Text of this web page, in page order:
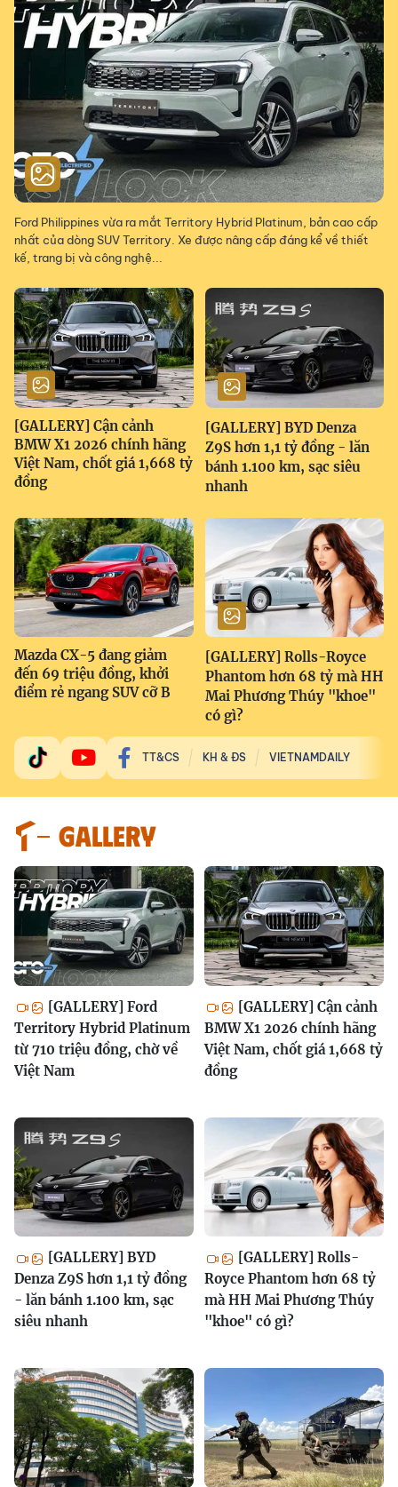
Ford Philippines vừa ra mắt Territory Hybrid Platinum, bản cao cấp
nhất của dòng SUV Territory. Xe được nâng cấp đáng kể về thiết
kế, trang bị và công nghệ...
[GALLERY] Cận cảnh
BMW X1 2026 chính hãng
Việt Nam, chốt giá 1,668 tỷ
đồng
[GALLERY] BYD Denza
Z9S hơn 1,1 tỷ đồng - lăn
bánh 1.100 km, sạc siêu
nhanh
Mazda CX-5 đang giảm
đến 69 triệu đồng, khởi
điểm rẻ ngang SUV cỡ B
[GALLERY] Rolls-Royce
Phantom hơn 68 tỷ mà HH
Mai Phương Thúy "khoe"
có gì?
TT&CS KH & ĐS VIETNAMDAILY
GALLERY
[GALLERY] Ford
Territory Hybrid Platinum
từ 710 triệu đồng, chờ về
Việt Nam
[GALLERY] Cận cảnh
BMW X1 2026 chính hãng
Việt Nam, chốt giá 1,668 tỷ
đồng
[GALLERY] BYD
Denza Z9S hơn 1,1 tỷ đồng
- lăn bánh 1.100 km, sạc
siêu nhanh
[GALLERY] Rolls-
Royce Phantom hơn 68 tỷ
mà HH Mai Phương Thúy
"khoe" có gì?